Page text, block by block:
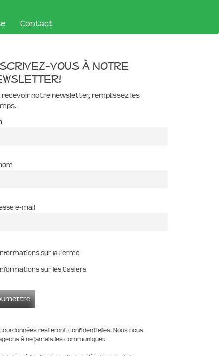
Contact
vous à notre
recevoir notre newsletter, remplissez les
e-mail
sur la Ferme
sur les Casiers
resteront confidentielles. Nous nous
à ne jamais les communiquer.